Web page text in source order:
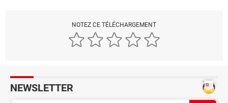
NOTEZ CE TÉLÉCHARGEMENT
NEWSLETTER